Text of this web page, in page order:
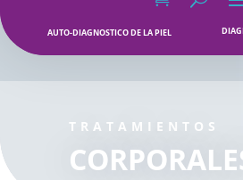
AUTO-DIAGNOSTICO DE LA PIEL
TRATAMIENTOS